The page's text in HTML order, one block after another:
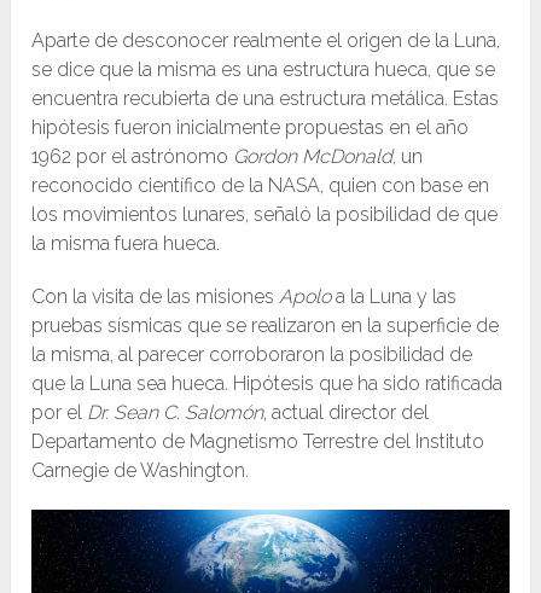
Aparte de desconocer realmente el origen de la Luna,
se dice que la misma es una estructura hueca, que se
encuentra recubierta de una estructura metálica. Estas
hipótesis fueron inicialmente propuestas en el año
1962 por el astrónomo Gordon McDonald, un
reconocido científico de la NASA, quien con base en
los movimientos lunares, señaló la posibilidad de que
la misma fuera hueca.
Con la visita de las misiones Apoloa la Luna y las
pruebas sísmicas que se realizaron en la superficie de
la misma, al parecer corroboraron la posibilidad de
que la Luna sea hueca. Hipótesis que ha sido ratificada
por el Dr. Sean C. Salomón, actual director del
Departamento de Magnetismo Terrestre del Instituto
Carnegie de Washington.